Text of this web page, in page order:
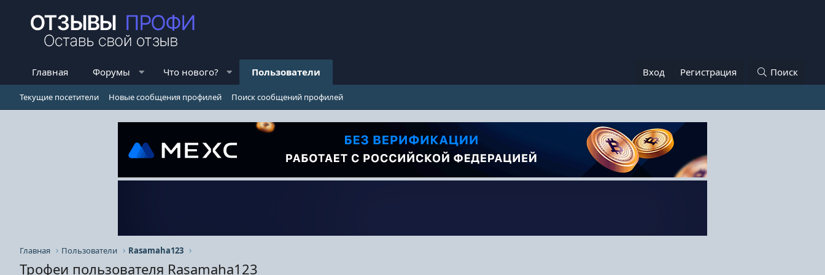
Главная Форумы Что нового? Пользователи Вход Регистрация Поиск
Текущие посетители Новые сообщения профилей Поиск сообщений профилей
Главная Пользователи Rasamaha123
Трофеи пользователя Rasamaha123